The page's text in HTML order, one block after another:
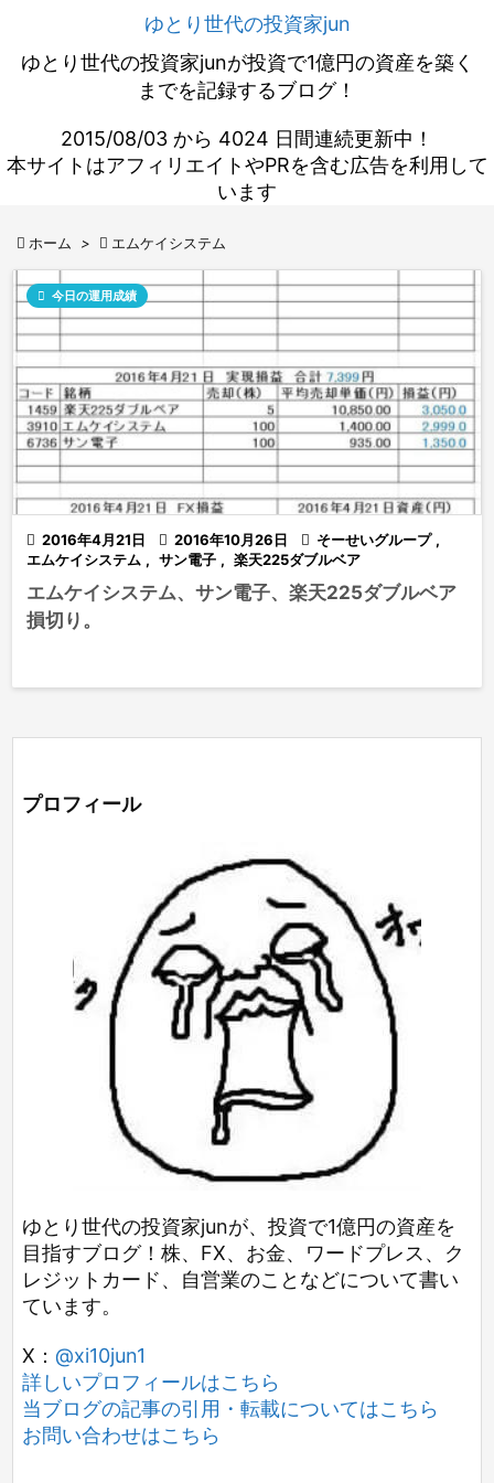
ゆとり世代の投資家jun
ゆとり世代の投資家junが投資で1億円の資産を築く
までを記録するブログ！
2015/08/03 から 4024 日間連続更新中！
本サイトはアフィリエイトやPRを含む広告を利用して
います
 ホーム >  エムケイシステム
 2016年4月21日  2016年10月26日
 今日の運用成績
 そーせいグループ ,
エムケイシステム , サン電子 , 楽天225ダブルベア
エムケイシステム、サン電子、楽天225ダブルベア
損切り。
プロフィール
ゆとり世代の投資家junが、投資で1億円の資産を
目指すブログ！株、FX、お金、ワードプレス、ク
レジットカード、自営業のことなどについて書い
ています。
X： @xi10jun1
詳しいプロフィールはこちら
当ブログの記事の引用・転載についてはこちら
お問い合わせはこちら